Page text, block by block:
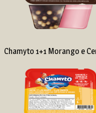
Chamyto 1+1 Morango e